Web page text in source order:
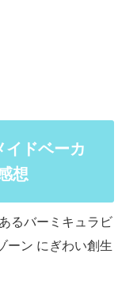
イドベーカ
想
るバーミキュラビ
ーン にぎわい創生